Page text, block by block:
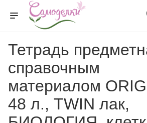
Тетрадь
справочным
материалом
48 л., TWIN лак,